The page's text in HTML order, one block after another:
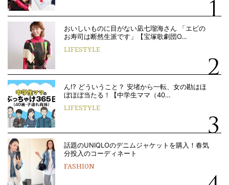
おいしいものに目がない凪七瑠海さん 「エビの
お寿司は断然生派です」【宝塚歌劇団O…
LIFESTYLE
ん!? どういうこと？ 安堵から一転、女の勘はほ
ぼほぼ当たる！【中学生ママ（40…
LIFESTYLE
話題のUNIQLOのデニムジャケットを購入！春気
分投入のコーディネート
FASHION